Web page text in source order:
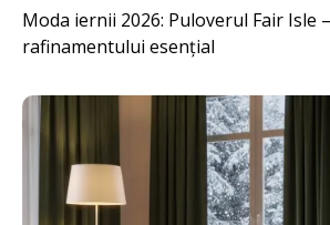
Moda iernii 2026: Puloverul Fair Isle
rafinamentului esențial
Imagine